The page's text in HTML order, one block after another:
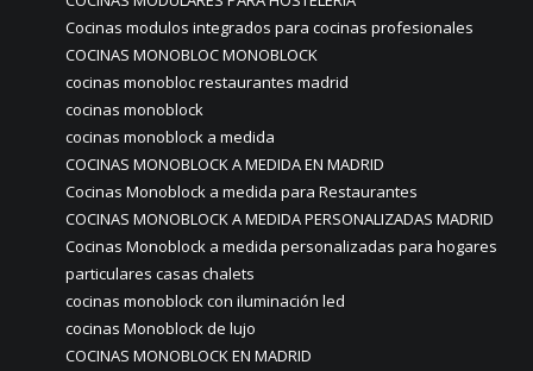
Cocinas modulos integrados para cocinas profesionales
COCINAS MONOBLOC MONOBLOCK
cocinas monobloc restaurantes madrid
cocinas monoblock
cocinas monoblock a medida
COCINAS MONOBLOCK A MEDIDA EN MADRID
Cocinas Monoblock a medida para Restaurantes
COCINAS MONOBLOCK A MEDIDA PERSONALIZADAS MADRID
Cocinas Monoblock a medida personalizadas para hogares
particulares casas chalets
cocinas monoblock con iluminación led
cocinas Monoblock de lujo
COCINAS MONOBLOCK EN MADRID